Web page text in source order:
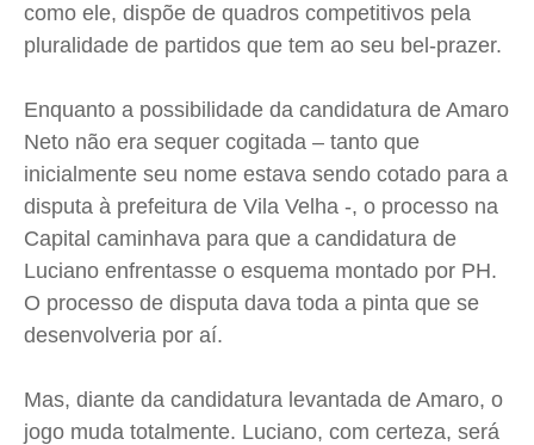
como ele, dispõe de quadros competitivos pela
pluralidade de partidos que tem ao seu bel-prazer.
Enquanto a possibilidade da candidatura de Amaro
Neto não era sequer cogitada – tanto que
inicialmente seu nome estava sendo cotado para a
disputa à prefeitura de Vila Velha -, o processo na
Capital caminhava para que a candidatura de
Luciano enfrentasse o esquema montado por PH.
O processo de disputa dava toda a pinta que se
desenvolveria por aí.
Mas, diante da candidatura levantada de Amaro, o
jogo muda totalmente. Luciano, com certeza, será